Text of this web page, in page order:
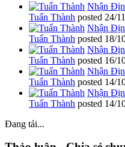
Nhận
Tuấn Thành posted 24/
Nhận
Tuấn Thành posted 18/
Nhận
Tuấn Thành posted 16/
Nhận
Tuấn Thành posted 14/
Nhận
Tuấn Thành posted 14/
Đang tải...